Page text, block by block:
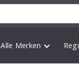
Alle Merken